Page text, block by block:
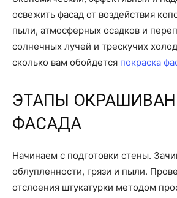
освежить фасад от воздействия
пыли, атмосферных осадков и
солнечных лучей и трескучих
сколько вам обойдется покраска
ЭТАПЫ
ФАСАДА
Начинаем с подготовки стены.
облупленности, грязи и пыли.
отслоения штукатурки методом